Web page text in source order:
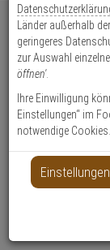
mindestens
Zeichen
ein,
um
Suche
Kategorien
Suche
gestartet
ALLNET
Meter-
Produktmerkmale
Datenblatt
Switch
Anwendung:
Länder außerhalb
geringeres
zur Auswahl
öffnen'.
Ihre Einwilligung
Einstellungen“ im
notwendige Cookies.